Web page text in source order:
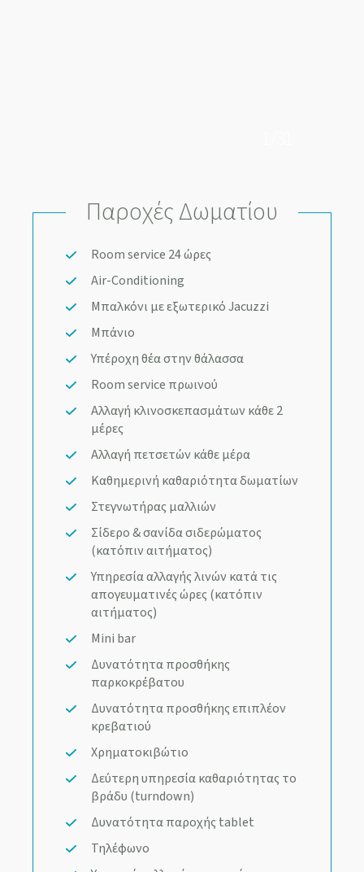
Παροχές Δωματίου
Room service 24 ώρες
Air-Conditioning
Μπαλκόνι με εξωτερικό Jacuzzi
Μπάνιο
Υπέροχη θέα στην θάλασσα
Room service πρωινού
Αλλαγή κλινοσκεπασμάτων κάθε 2
μέρες
Αλλαγή πετσετών κάθε μέρα
Καθημερινή καθαριότητα δωματίων
Στεγνωτήρας μαλλιών
Σίδερο & σανίδα σιδερώματος
(κατόπιν αιτήματος)
Υπηρεσία αλλαγής λινών κατά τις
απογευματινές ώρες (κατόπιν
αιτήματος)
Mini bar
Δυνατότητα προσθήκης
παρκοκρέβατου
Δυνατότητα προσθήκης επιπλέον
κρεβατιού
Χρηματοκιβώτιο
Δεύτερη υπηρεσία καθαριότητας το
βράδυ (turndown)
Δυνατότητα παροχής tablet
Τηλέφωνο